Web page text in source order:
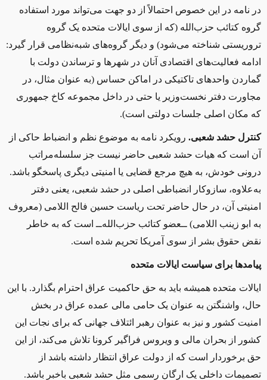
در نامه در این خصوص احتمالاً از دو جهت می‌تواند مورد استفاده
گروه کتائب حزب‌الله (که از سوی ایالات متحده یک گروه
تروریستی شناخته می‌شود) و دیگر گروه‌های شبه‌نظامی قرار گیرد:
ادامه فعالیت‌های اقتصادی آنان در شهرها و ترساندن دولت با
گماردن واحدهای تاکتیکی در اماکن حساس (به عنوان مثال، در
مجاورت دفتر نخست‌وزیر یا حتی در داخل مجموعه کاخ جمهوری
که مکان اصلی جلسات دولتی است).
کنترل حشد شعبی. رویکرد نامه به موضوع نظم و انضباط حاکی از
آن است که هیات حشد شعبی حاضر نیست جز سلسله‌مراتب
درونی خودش، به هیچ مرجع قضایی یا امنیتی دیگری پاسخگو باشد.
به‌علاوه، سازوکار انضباطی اصلی در حشد شعبی، یعنی دفتر
امنیتی آن، در حال حاضر تحت ریاست حسین فالح اللامی (معروف
به ابو زینب اللامی) ــعضو کتائب حزب‌الله‌ــ است که به خاطر
نقض حقوق بشر از سوی آمریکا تحریم شده است.
پیامدها برای سیاست ایالات متحده
ایالات متحده همیشه باید به حق حاکمیت عراق احترام بگذارد. با این
حال، واشنگتن به عنوان یک حامی مالی عمده عراق در بخش
امنیت كشور و نیز به عنوان رهبر ائتلاف جهانی كه برای نجات این
کشور از بحران مالی و ویروس فراگیر کرونا تلاش می‌كند، از این
حق برخوردار است که از دولت عراق انتظار داشته باشد از
تصمیمات داخلی یک ارگان رسمی مثل حشد شعبی باخبر باشد.